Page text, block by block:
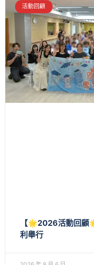
活動回顧
【🌟2026活動回
利舉行